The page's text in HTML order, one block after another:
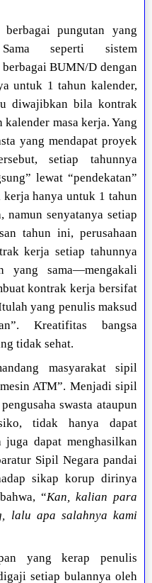
pungutan yang
seperti sistem
BUMN/D dengan
untuk 1 tahun kalender,
diwajibkan bila kontrak
masa kerja. Yang
yang mendapat proyek
setiap tahunnya
lewat “pendekatan”
hanya untuk 1 tahun
senyatanya setiap
tahun ini, perusahaan
kerja setiap tahunnya
yang sama—mengakali
kontrak kerja bersifat
yang penulis maksud
Kreatifitas bangsa
tidak sehat.
masyarakat sipil
ATM”. Menjadi sipil
swasta ataupun
tidak hanya dapat
juga dapat menghasilkan
Sipil Negara pandai
sikap korup dirinya
“Kan, kalian para
lalu apa salahnya kami
yang kerap penulis
setiap bulannya oleh